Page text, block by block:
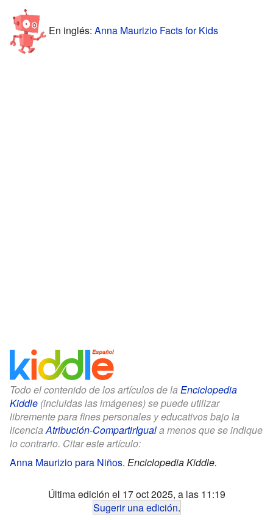
En inglés: Anna Maurizio Facts for Kids
Todo el contenido de los artículos de la Enciclopedia
Kiddle (incluidas las imágenes) se puede utilizar
libremente para fines personales y educativos bajo la
licencia Atribución-CompartirIguala menos que se indique
lo contrario. Citar este artículo:
Anna Maurizio para Niños. Enciclopedia Kiddle.
Última edición el 17 oct 2025, a las 11:19
Sugerir una edición.